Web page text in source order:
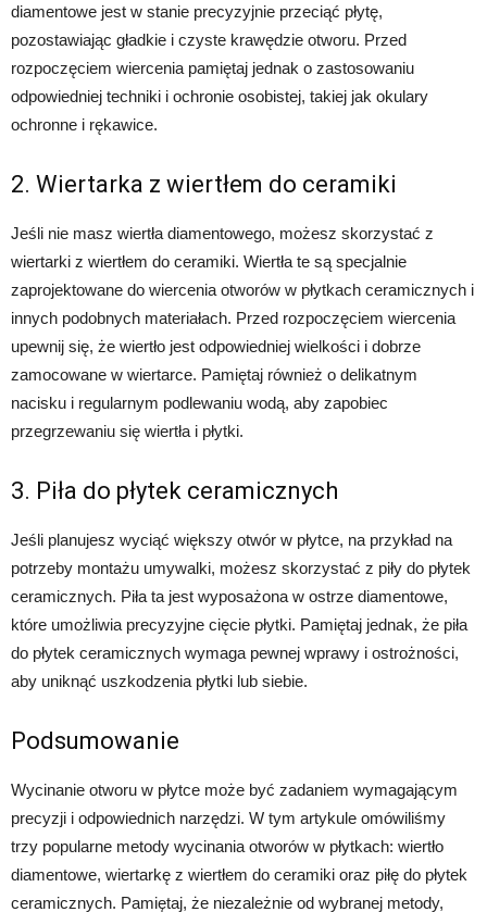
diamentowe jest w stanie precyzyjnie przeciąć płytę,
pozostawiając gładkie i czyste krawędzie otworu. Przed
rozpoczęciem wiercenia pamiętaj jednak o zastosowaniu
odpowiedniej techniki i ochronie osobistej, takiej jak okulary
ochronne i rękawice.
2. Wiertarka z wiertłem do ceramiki
Jeśli nie masz wiertła diamentowego, możesz skorzystać z
wiertarki z wiertłem do ceramiki. Wiertła te są specjalnie
zaprojektowane do wiercenia otworów w płytkach ceramicznych i
innych podobnych materiałach. Przed rozpoczęciem wiercenia
upewnij się, że wiertło jest odpowiedniej wielkości i dobrze
zamocowane w wiertarce. Pamiętaj również o delikatnym
nacisku i regularnym podlewaniu wodą, aby zapobiec
przegrzewaniu się wiertła i płytki.
3. Piła do płytek ceramicznych
Jeśli planujesz wyciąć większy otwór w płytce, na przykład na
potrzeby montażu umywalki, możesz skorzystać z piły do płytek
ceramicznych. Piła ta jest wyposażona w ostrze diamentowe,
które umożliwia precyzyjne cięcie płytki. Pamiętaj jednak, że piła
do płytek ceramicznych wymaga pewnej wprawy i ostrożności,
aby uniknąć uszkodzenia płytki lub siebie.
Podsumowanie
Wycinanie otworu w płytce może być zadaniem wymagającym
precyzji i odpowiednich narzędzi. W tym artykule omówiliśmy
trzy popularne metody wycinania otworów w płytkach: wiertło
diamentowe, wiertarkę z wiertłem do ceramiki oraz piłę do płytek
ceramicznych. Pamiętaj, że niezależnie od wybranej metody,